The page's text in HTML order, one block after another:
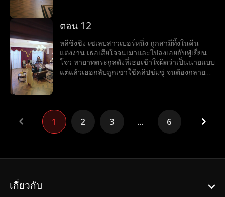
ตอน 12
หลีชิงชิง เซเลบสาวเบอร์หนึ่ง ถูกสามีทิ้งในคืน
แต่งงาน เธอเสียใจจนเมาและไปลงเอยกับฟู่เยี่ยน
โจว ทายาทตระกูลดังที่เธอเข้าใจผิดว่าเป็นนายแบบ
แต่แล้วเธอกลับถูกเขาใช้คลิปข่มขู่ จนต้องกลายมา
1 2 3 ... 6
เกี่ยวกับ